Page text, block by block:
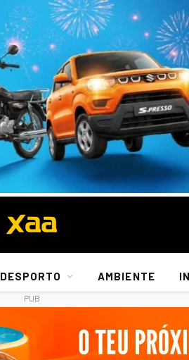
DESPORTO AMBIENTE
PUB